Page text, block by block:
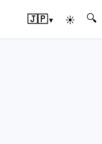
🇯🇵▾ ☀ 🔍